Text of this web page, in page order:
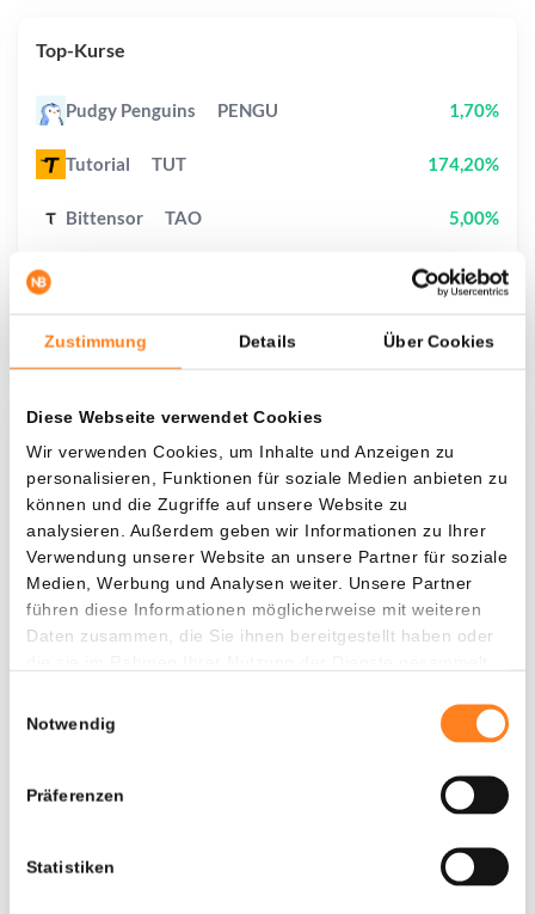
Zustimmung Details Über Cookies
Diese Webseite verwendet Cookies
Wir verwenden Cookies, um Inhalte und Anzeigen zu
personalisieren, Funktionen für soziale Medien anbieten zu
können und die Zugriffe auf unsere Website zu
analysieren. Außerdem geben wir Informationen zu Ihrer
Verwendung unserer Website an unsere Partner für soziale
Medien, Werbung und Analysen weiter. Unsere Partner
führen diese Informationen möglicherweise mit weiteren
Daten zusammen, die Sie ihnen bereitgestellt haben oder
Notwendig
Präferenzen
Statistiken
Was, wenn ich...?
Zie hoeveel waarde je vandaag zou hebben als
je dollar-cost averaging had toegepast op
verschillende cryptocurrencies.
Hätte investiert In
$
Top-Kurse
Pudgy Penguins PENGU 1,70%
Tutorial TUT 174,20%
Bittensor TAO 5,00%
12,00%